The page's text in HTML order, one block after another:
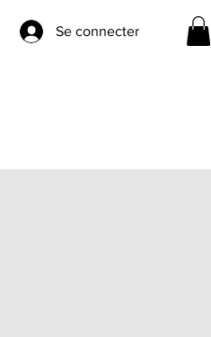
Se connecter